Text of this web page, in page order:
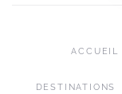
ACCUEIL
DESTINATIONS